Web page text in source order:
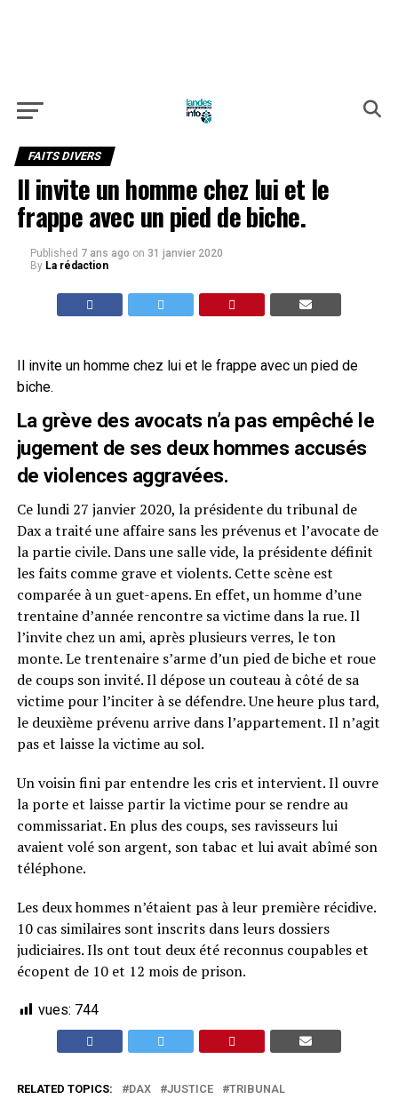
FAITS DIVERS
Il invite un homme chez lui et le
frappe avec un pied de biche.
Published 7 ans ago on 31 janvier 2020
By La rédaction
Il invite un homme chez lui et le frappe avec un pied de
biche.
La grève des avocats n’a pas empêché le
jugement de ses deux hommes accusés
de violences aggravées.
Ce lundi 27 janvier 2020, la présidente du tribunal de
Dax a traité une affaire sans les prévenus et l’avocate de
la partie civile. Dans une salle vide, la présidente définit
les faits comme grave et violents. Cette scène est
comparée à un guet-apens. En effet, un homme d’une
trentaine d’année rencontre sa victime dans la rue. Il
l’invite chez un ami, après plusieurs verres, le ton
monte. Le trentenaire s’arme d’un pied de biche et roue
de coups son invité. Il dépose un couteau à côté de sa
victime pour l’inciter à se défendre. Une heure plus tard,
le deuxième prévenu arrive dans l’appartement. Il n’agit
pas et laisse la victime au sol.
Un voisin fini par entendre les cris et intervient. Il ouvre
la porte et laisse partir la victime pour se rendre au
commissariat. En plus des coups, ses ravisseurs lui
avaient volé son argent, son tabac et lui avait abîmé son
téléphone.
Les deux hommes n’étaient pas à leur première récidive.
10 cas similaires sont inscrits dans leurs dossiers
judiciaires. Ils ont tout deux été reconnus coupables et
écopent de 10 et 12 mois de prison.
vues: 744
RELATED TOPICS: DAX JUSTICE TRIBUNAL